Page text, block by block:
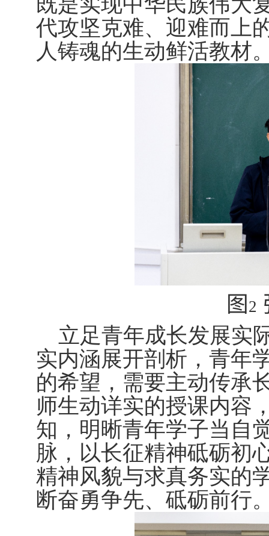
代攻坚克难、迎难而上
人铸魂的生动鲜活教材
图 2
立足青年成长发展实
实内涵展开剖析，青年
的希望，需要主动传承
师生动详实的授课内容
知，明晰青年学子当自
脉，以长征精神砥砺初
精神风貌与求真务实的
断奋勇争先、砥砺前行